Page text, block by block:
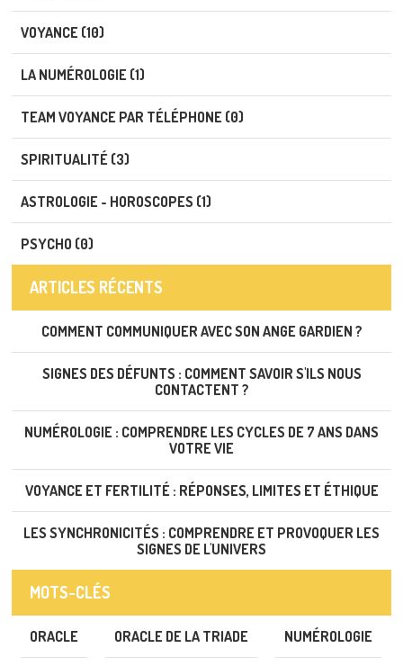
VOYANCE (10)
LA NUMÉROLOGIE (1)
TEAM VOYANCE PAR TÉLÉPHONE (0)
SPIRITUALITÉ (3)
ASTROLOGIE - HOROSCOPES (1)
PSYCHO (0)
ARTICLES RÉCENTS
COMMENT COMMUNIQUER AVEC SON ANGE GARDIEN ?
SIGNES DES DÉFUNTS : COMMENT SAVOIR S'ILS NOUS
CONTACTENT ?
NUMÉROLOGIE : COMPRENDRE LES CYCLES DE 7 ANS DANS
VOTRE VIE
VOYANCE ET FERTILITÉ : RÉPONSES, LIMITES ET ÉTHIQUE
LES SYNCHRONICITÉS : COMPRENDRE ET PROVOQUER LES
SIGNES DE L'UNIVERS
MOTS-CLÉS
ORACLE ORACLE DE LA TRIADE NUMÉROLOGIE